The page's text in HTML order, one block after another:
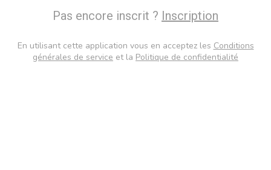
Pas encore inscrit ? Inscription
En utilisant cette application vous en acceptez les Conditions
générales de service et la Politique de confidentialité